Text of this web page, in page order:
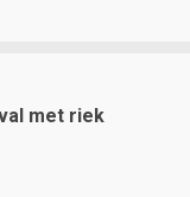
met riek